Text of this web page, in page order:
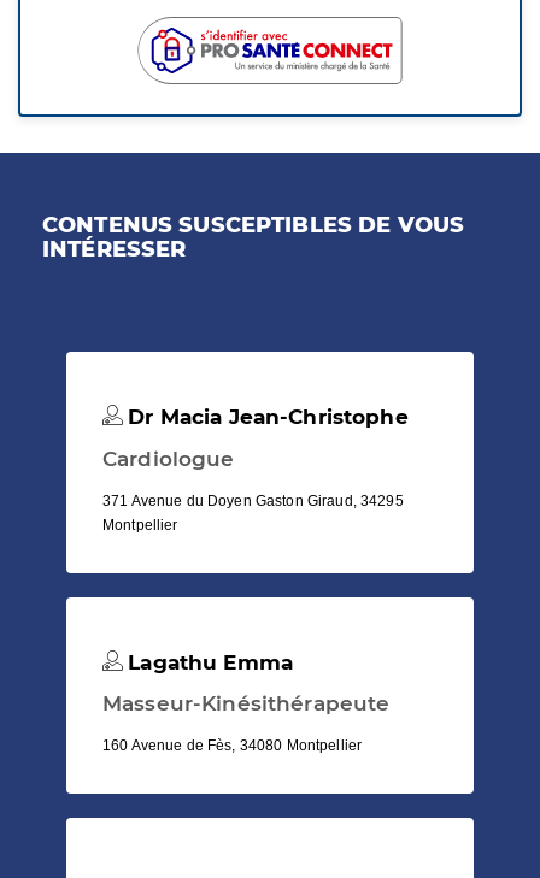
CONTENUS SUSCEPTIBLES DE VOUS
INTÉRESSER
Dr Macia Jean-Christophe
Cardiologue
371 Avenue du Doyen Gaston Giraud, 34295
Montpellier
Lagathu Emma
Masseur-Kinésithérapeute
160 Avenue de Fès, 34080 Montpellier